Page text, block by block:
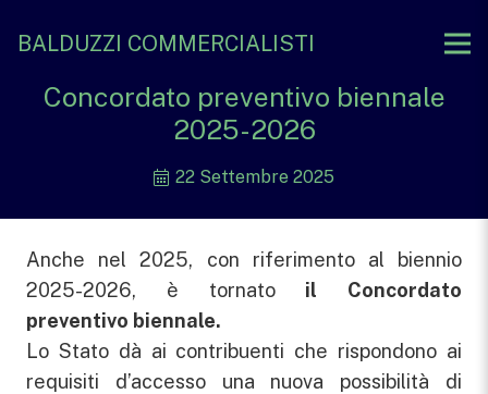
BALDUZZI COMMERCIALISTI
Concordato preventivo biennale
2025-2026
22 Settembre 2025
Anche nel 2025, con riferimento al biennio
2025-2026, è tornato il Concordato
preventivo biennale.
Lo Stato dà ai contribuenti che rispondono ai
requisiti d’accesso una nuova possibilità di